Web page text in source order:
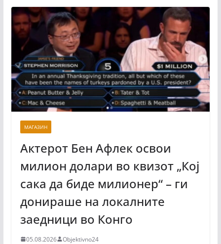
МАГАЗИН
Актерот Бен Афлек освои
милион долари во квизот „Кој
сака да биде милионер“ – ги
донираше на локалните
заедници во Конго
05.08.2026 Objektivno24